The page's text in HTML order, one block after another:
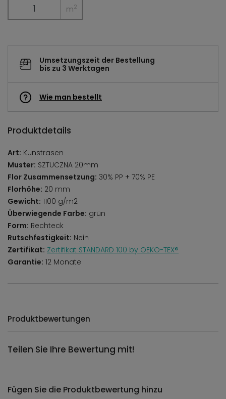
m2
Umsetzungszeit der Bestellung
bis zu 3 Werktagen
Wie man bestellt
Produktdetails
Art: Kunstrasen
Muster: SZTUCZNA 20mm
Flor Zusammensetzung: 30% PP + 70% PE
Florhöhe: 20 mm
Gewicht: 1100 g/m2
Überwiegende Farbe: grün
Form: Rechteck
Rutschfestigkeit: Nein
Zertifikat: Zertifikat STANDARD 100 by OEKO-TEX®
Garantie: 12 Monate
Produktbewertungen
Teilen Sie Ihre Bewertung mit!
Fügen Sie die Produktbewertung hinzu